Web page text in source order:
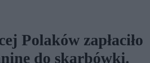
Polaków zapłaciło
do skarbówki.